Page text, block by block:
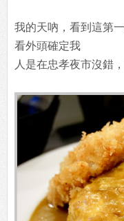
我的天吶，看到這第
看外頭確定我
人是在忠孝夜市沒錯